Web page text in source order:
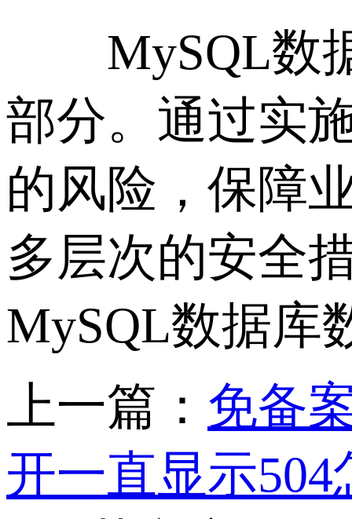
MySQL数据
部分。通过实
的风险，保障
多层次的安全
MySQL数据库
上一篇： 免备
开一直显示504